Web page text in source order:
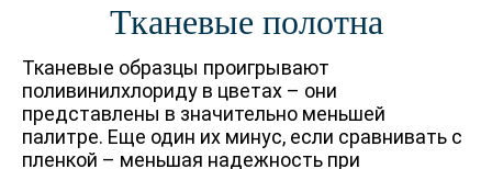
Тканевые полотна
Тканевые образцы проигрывают
поливинилхлориду в цветах – они
представлены в значительно меньшей
палитре. Еще один их минус, если сравнивать с
пленкой – меньшая надежность при